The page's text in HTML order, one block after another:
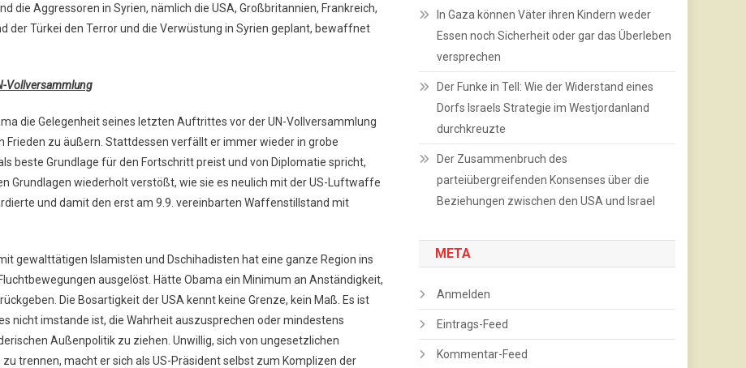
die Aggressoren in Syrien, nämlich die USA, Großbritannien, Frankreich,
der Türkei den Terror und die Verwüstung in Syrien geplant, bewaffnet
Vollversammlung
die Gelegenheit seines letzten Auftrittes vor der UN-Vollversammlung
Frieden zu äußern. Stattdessen verfällt er immer wieder in grobe
beste Grundlage für den Fortschritt preist und von Diplomatie spricht,
Grundlagen wiederholt verstößt, wie sie es neulich mit der US-Luftwaffe
und damit den erst am 9.9. vereinbarten Waffenstillstand mit
gewalttätigen Islamisten und Dschihadisten hat eine ganze Region ins
ausgelöst. Hätte Obama ein Minimum an Anständigkeit,
Die Bosartigkeit der USA kennt keine Grenze, kein Maß. Es ist
nicht imstande ist, die Wahrheit auszusprechen oder mindestens
Außenpolitik zu ziehen. Unwillig, sich von ungesetzlichen
trennen, macht er sich als US-Präsident selbst zum Komplizen der
In Gaza können Väter ihren Kindern weder
Essen noch Sicherheit oder gar das Überleben
versprechen
Der Funke in Tell: Wie der Widerstand eines
Dorfs Israels Strategie im Westjordanland
durchkreuzte
Der Zusammenbruch des
parteiübergreifenden Konsenses über die
Beziehungen zwischen den USA und Israel
META
Anmelden
Eintrags-Feed
Kommentar-Feed